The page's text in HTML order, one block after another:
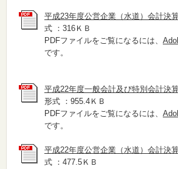
平成23年度公営企業（水道）会計決
式 ：316ＫＢ
PDFファイルをご覧になるには、
です。
平成22年度一般会計及び特別会計決
形式 ：955.4ＫＢ
PDFファイルをご覧になるには、
です。
平成22年度公営企業（水道）会計決
式 ：477.5ＫＢ